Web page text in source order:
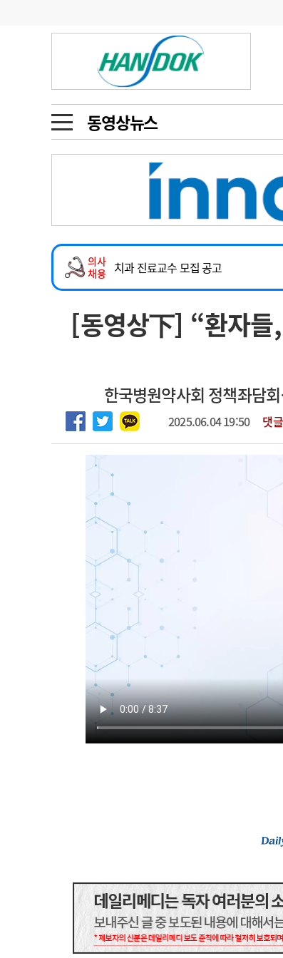
동영상뉴스
금주의 검색
1
의사인력
3
AI의료
4
전공의 모
인사
오피니언
인물
동영상뉴스
포토뉴스
메디 Hospital 지역병원
인포메이션 행정처분
고객센터 회사소개
의사
채용
2026년 하반기 인턴 모집
하반기 전공의(인턴) 모집
내과(소화기, 심장, 내분비), 소아청
치과 진료교수 모집 공고
2026년 하반기 인턴 모집
하반기 전공의(인턴) 모집
[동영상下] “환자들
한국병원약사회 정책좌담
2025.06.04 19:50 댓